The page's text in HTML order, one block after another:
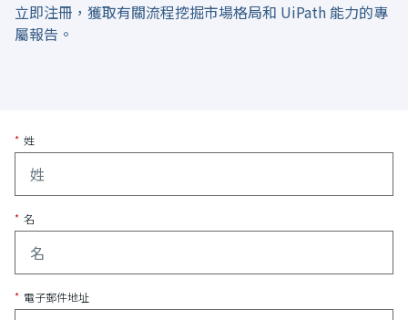
立即注冊，獲取有關流程挖掘市場格局和 UiPath 能力的專
屬報告。
* 姓
* 名
* 電子郵件地址